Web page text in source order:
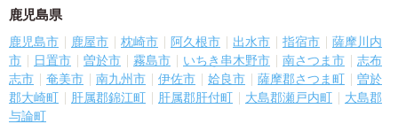
鹿児島県
鹿児島市 鹿屋市 枕崎市 阿久根市 出水市 指宿市
薩摩川内
市
日置市 曽於市 霧島市 いちき串木野市 南さつま市
志布
志市
奄美市 南九州市 伊佐市 姶良市 薩摩郡さつま町
曽於
郡大崎町
肝属郡錦江町 肝属郡肝付町 大島郡瀬戸内町
大島郡
与論町